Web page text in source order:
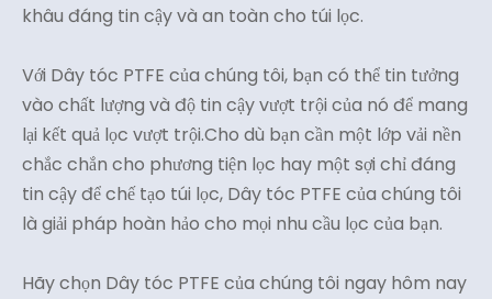
khâu đáng tin cậy và an toàn cho túi lọc.
Với Dây tóc PTFE của chúng tôi, bạn có thể tin tưởng
vào chất lượng và độ tin cậy vượt trội của nó để mang
lại kết quả lọc vượt trội.Cho dù bạn cần một lớp vải nền
chắc chắn cho phương tiện lọc hay một sợi chỉ đáng
tin cậy để chế tạo túi lọc, Dây tóc PTFE của chúng tôi
là giải pháp hoàn hảo cho mọi nhu cầu lọc của bạn.
Hãy chọn Dây tóc PTFE của chúng tôi ngay hôm nay